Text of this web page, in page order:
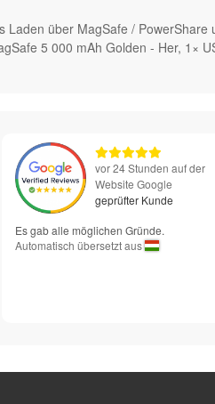
Laden über MagSafe / PowerShare
5 000 mAh Golden - Her, 1×
vor 24 Stunden auf der
Website Google
geprüfter Kunde
Es gab alle möglichen Gründe.
Automatisch übersetzt aus